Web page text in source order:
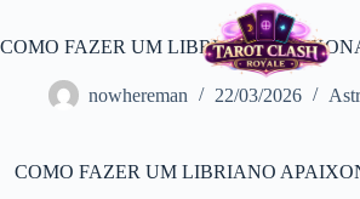
o
COMO FAZER UM LIBRIANO
nowhereman 22/03/2026
COMO FAZER UM LIBRIANO